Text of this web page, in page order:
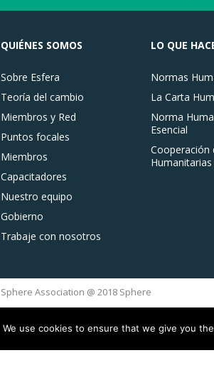
QUIÉNES SOMOS
Sobre Esfera
Teoría del cambio
Miembros y Red
Puntos focales
Miembros
Capacitadores
Nuestro equipo
Gobierno
Trabaje con nosotros
LO QUE
Normas
La Carta
Norma
Esencial
Cooperación
Humanitarias
Sphere Association @ 2018 Sphere
We use cookies to ensure that we give you